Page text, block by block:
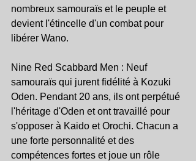
nombreux samouraïs et le peuple et
devient l'étincelle d'un combat pour
libérer Wano.
Nine Red Scabbard Men : Neuf
samouraïs qui jurent fidélité à Kozuki
Oden. Pendant 20 ans, ils ont perpétué
l'héritage d'Oden et ont travaillé pour
s'opposer à Kaido et Orochi. Chacun a
une forte personnalité et des
compétences fortes et joue un rôle